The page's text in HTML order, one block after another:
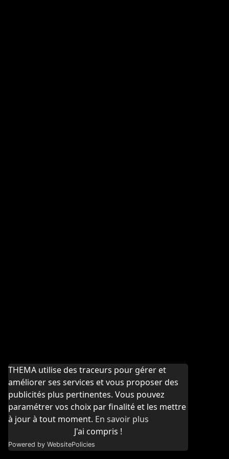
THEMA utilise des traceurs pour gérer et
améliorer ses services et vous proposer des
publicités plus pertinentes. Vous pouvez
paramétrer vos choix par finalité et les mettre
à jour à tout moment. En savoir plus
J'ai compris !
Powered by WebsitePolicies